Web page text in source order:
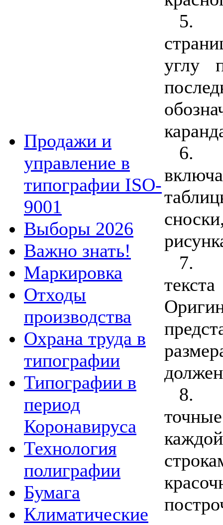
Продажи и
управление в
типографии ISO-
9001
Выборы 2026
Важно знать!
Маркировка
Отходы
производства
Охрана труда в
типографии
Типографии в
период
Коронавируса
Технология
полиграфии
Бумага
Климатические
5.
углу
6.
7.
8.